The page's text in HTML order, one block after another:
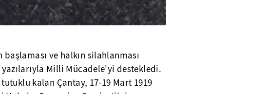
ve halkın silahlanması
Milli Mücadele'yi destekledi.
kalan Çantay, 17-19 Mart 1919